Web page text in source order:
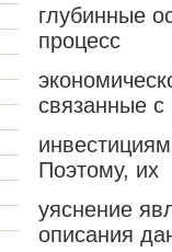
глубинные
процесс
связанные с
Поэтому, их
уяснение
описания